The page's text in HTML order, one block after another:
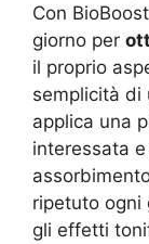
Con
giorno per
il proprio
semplicità di
applica una
interessata
ripetuto ogni
gli effetti